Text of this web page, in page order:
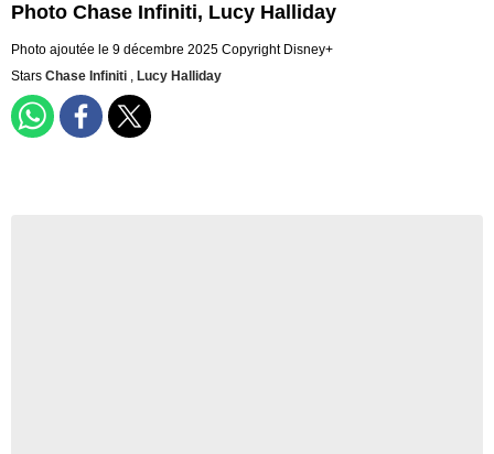
Photo Chase Infiniti, Lucy Halliday
Photo ajoutée le 9 décembre 2025 Copyright Disney+
Stars Chase Infiniti , Lucy Halliday